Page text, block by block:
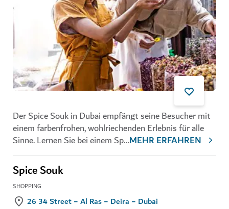
Der Spice Souk in Dubai empfängt seine Besucher mit
einem farbenfrohen, wohlriechenden Erlebnis für alle
Sinne. Lernen Sie bei einem Sp...MEHR ERFAHREN
Spice Souk
SHOPPING
26 34 Street − Al Ras − Deira − Dubai